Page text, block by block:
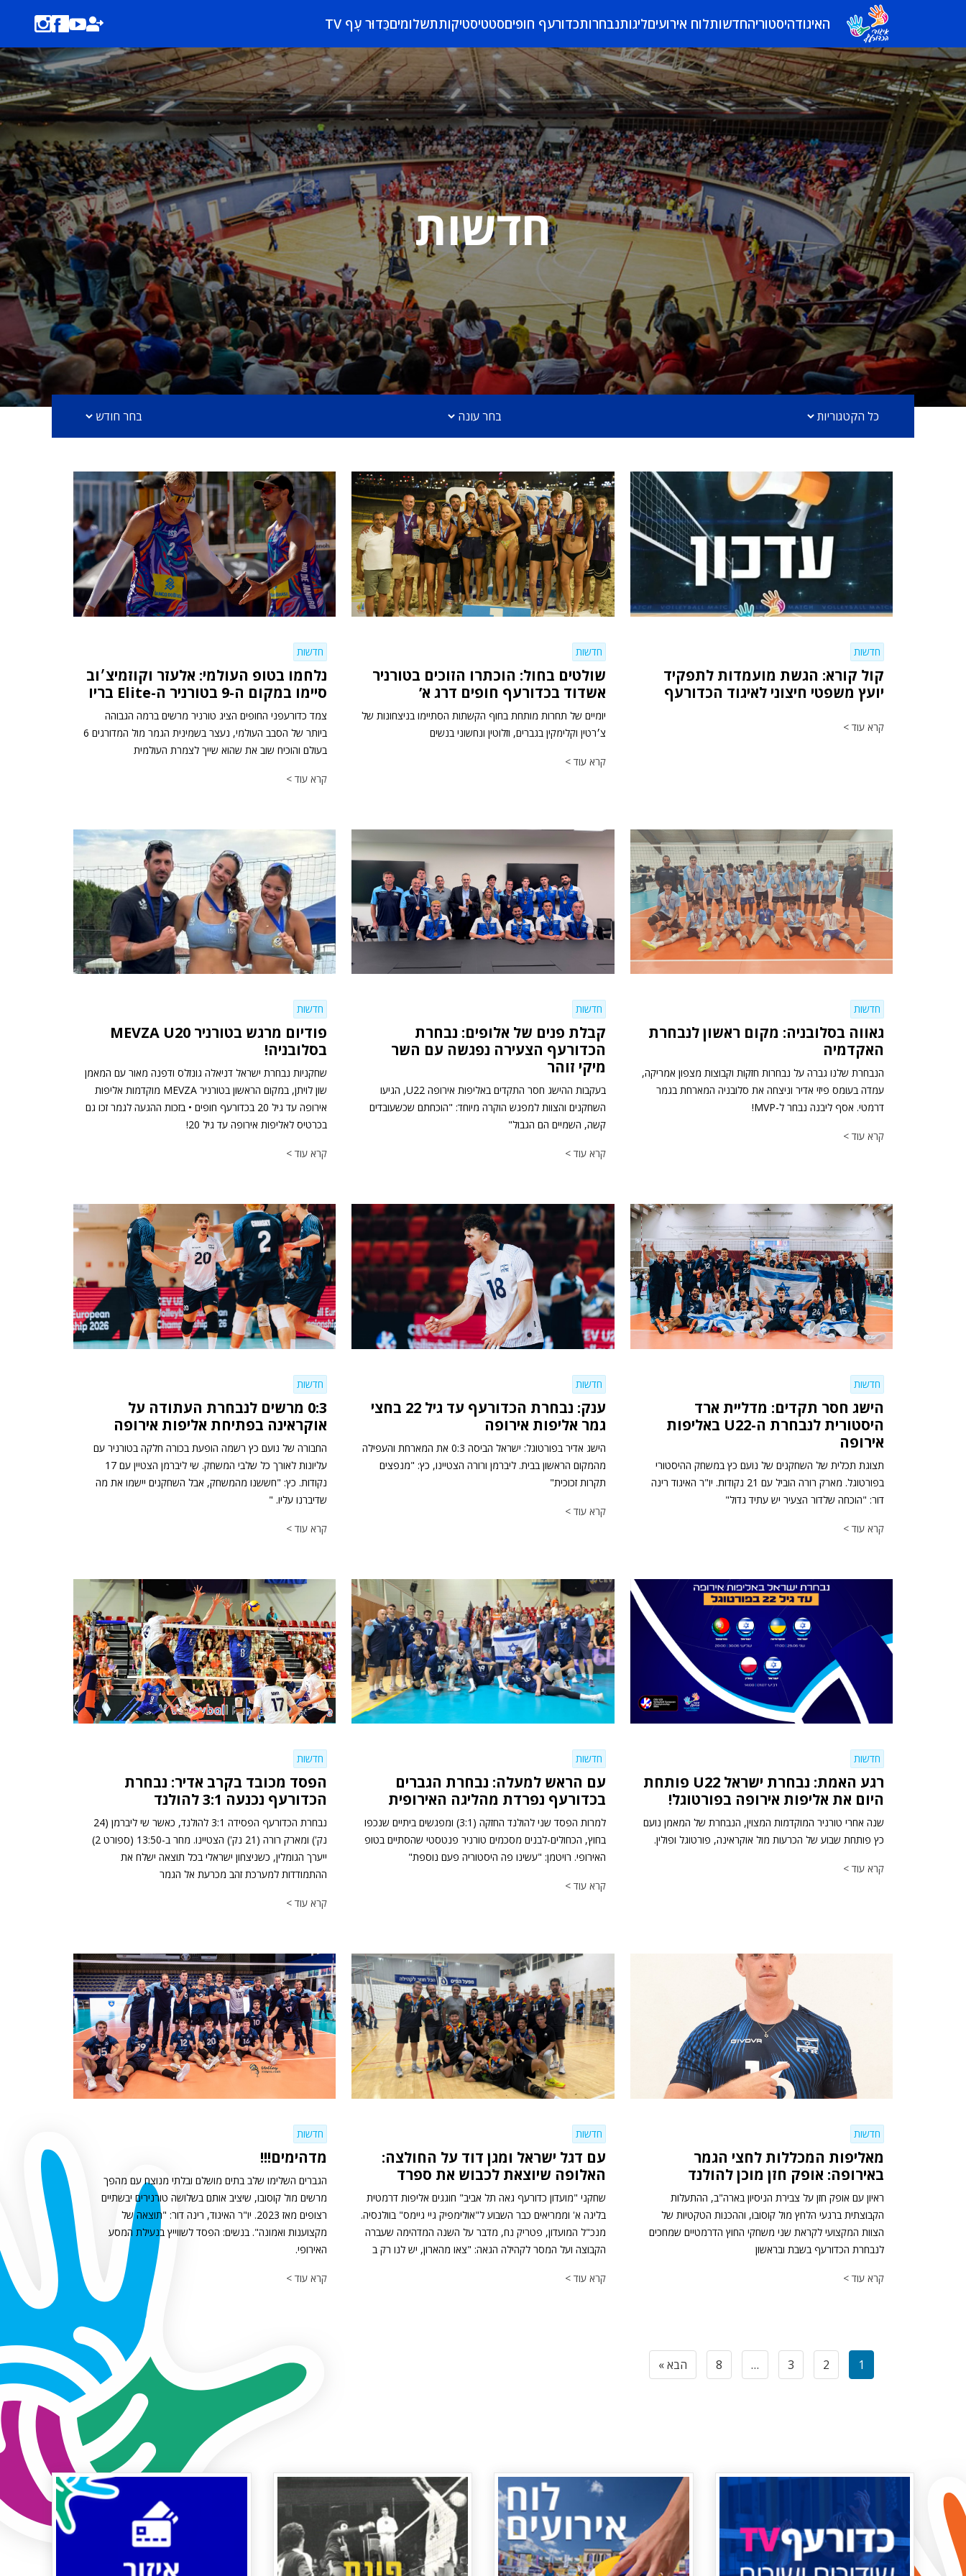
האיגודהיסטוריהחדשותלוח אירועיםליגותנבחרותכדורעף חופיםסטטיסטיקותתשלומיםכַּדוּר עָף TV
חדשות
חדשות
קול קורא: הגשת מועמדות לתפקיד
יועץ משפטי חיצוני לאיגוד הכדורעף
קרא עוד >
חדשות
שולטים בחול: הוכתרו הזוכים בטורניר
אשדוד בכדורעף חופים דרג א’
יומיים של תחרות מותחת בחוף הקשתות הסתיימו בניצחונות של
צ׳רטין וקלימקין בגברים, וזלוטין ונחשוני בנשים
קרא עוד >
חדשות
נלחמו בטופ העולמי: אלעזר וקוזמיצ׳וב
סיימו במקום ה-9 בטורניר ה-Elite בריו
צמד כדורעפני החופים הציג טורניר מרשים ברמה הגבוהה
ביותר של הסבב העולמי, נעצר בשמינית הגמר מול המדורגים 6
בעולם והוכיח שוב את שהוא שייך לצמרת העולמית
קרא עוד >
חדשות
גאווה בסלובניה: מקום ראשון לנבחרת
האקדמיה
הנבחרת שלנו גברה על נבחרות חזקות וקבוצות מצפון אמריקה,
עמדה בעומס פיזי אדיר וניצחה את סלובניה המארחת בגמר
דרמטי. אסף ליבנה נבחר ל-MVP!
קרא עוד >
חדשות
קבלת פנים של אלופים: נבחרת
הכדורעף הצעירה נפגשה עם השר
מיקי זוהר
בעקבות ההישג חסר התקדים באליפות אירופה U22, הגיעו
השחקנים והצוות למפגש הוקרה מיוחד: "הוכחתם שכשעובדים
קשה, השמיים הם הגבול"
קרא עוד >
חדשות
פודיום מרגש בטורניר MEVZA U20
בסלובניה!
שחקניות נבחרת ישראל דניאלה גונזלס ודפנה מאור עם המאמן
שון לויתן, במקום הראשון בטורניר MEVZA מוקדמות אליפות
אירופה עד גיל 20 בכדורעף חופים • בזכות ההגעה לגמר זכו גם
בכרטיס לאליפות אירופה עד גיל 20!
קרא עוד >
חדשות
הישג חסר תקדים: מדליית ארד
היסטורית לנבחרת ה-U22 באליפות
אירופה
תצוגת תכלית של השחקנים של נועם כץ במשחק ההיסטורי
בפורטוגל. מארק רורה הוביל עם 21 נקודות. יו"ר האיגוד רינה
דור: "הוכחה שלדור הצעיר יש עתיד גדול"
קרא עוד >
חדשות
ענק: נבחרת הכדורעף עד גיל 22 בחצי
גמר אליפות אירופה
הישג אדיר בפורטוגל: ישראל הביסה 0:3 את המארחת והעפילה
מהמקום הראשון בבית. ליברמן ורורה הצטיינו, כץ: "מנפצים
תקרות זכוכית"
קרא עוד >
חדשות
0:3 מרשים לנבחרת העתודה על
אוקראינה בפתיחת אליפות אירופה
החבורה של נועם כץ רשמה הופעת בכורה חלקה בטורניר עם
עליונות לאורך כל שלבי המשחק. שי ליברמן הצטיין עם 17
נקודות. כץ: "חששנו מהמשחק, אבל השחקנים יישמו את מה
שדיברנו עליו. "
קרא עוד >
חדשות
רגע האמת: נבחרת ישראל U22 פותחת
היום את אליפות אירופה בפורטוגל!
שנה אחרי טורניר המוקדמות המצוין, הנבחרת של המאמן נועם
כץ פותחת שבוע של הכרעות מול אוקראינה, פורטוגל ופולין.
קרא עוד >
חדשות
עם הראש למעלה: נבחרת הגברים
בכדורעף נפרדת מהליגה האירופית
למרות הפסד שני להולנד החזקה (3:1) ומפגשים ביתיים שנכפו
בחוץ, הכחולים-לבנים מסכמים טורניר פנטסטי שהסתיים בטופ
האירופי. רויטמן: "עשינו פה היסטוריה פעם נוספת"
קרא עוד >
חדשות
הפסד מכובד בקרב אדיר: נבחרת
הכדורעף נכנעה 3:1 להולנד
נבחרת הכדורעף הפסידה 3:1 להולנד, כאשר שי ליברמן (24
נק') ומארק רורה (21 נק') הצטיינו. מחר ב-13:50 (ספורט 2)
ייערך הגומלין, כשניצחון ישראלי בכל תוצאה ישלח את
ההתמודדות למערכת זהב מכרעת אל הגמר
קרא עוד >
חדשות
מאליפות המכללות לחצי הגמר
באירופה: אופק חזן מוכן להולנד
ראיון עם אופק חזן על צבירת הניסיון בארה"ב, ההתעלות
הקבוצתית ברגעי הלחץ מול קוסובו, וההכנות הטקטיות של
הצוות המקצועי לקראת שני משחקי החוץ הדרמטיים שמחכים
לנבחרת הכדורעף בשבת ובראשון
קרא עוד >
חדשות
עם דגל ישראל ומגן דוד על החולצה:
האלופה שיוצאת לכבוש את ספרד
שחקני "מועדון כדורעף גאה תל אביב" חוגגים אליפות דרמטית
בליגה א' וממריאים כבר השבוע ל"אולימפיק גיי גיימס" בוולנסיה.
מנכ"ל המועדון, פטריק נח, מדבר על השנה המדהימה שעברה
הקבוצה ועל המסר לקהילה הגאה: "צאו מהארון, יש לנו רק ב
קרא עוד >
חדשות
מדהימים!!!
הגברים השלימו שלב בתים מושלם ובלתי מנוצח עם מהפך
מרשים מול קוסובו, שיציב אותם בשלושה טורנירים יבשתיים
רצופים מאז 2023. יו"ר האיגוד, רינה דור: "תוצאה של
מקצוענות ואמונה". בנשים: הפסד לשווייץ בנעילת המסע
האירופי.
קרא עוד >
1
2
3
…
8 הבא »